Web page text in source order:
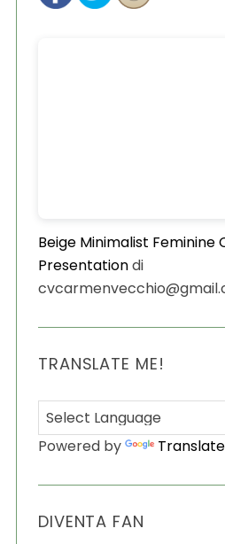
Beige Minimalist
Presentationdi
TRANSLATE ME!
Powered by Translate
DIVENTA FAN
e
r
c
h
: